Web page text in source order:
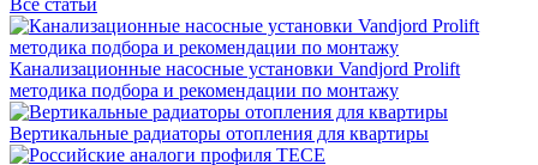
Все статьи
Канализационные насосные установки Vandjord Prolift
методика подбора и рекомендации по монтажу
Вертикальные радиаторы отопления для квартиры